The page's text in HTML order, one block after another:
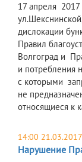
17 апреля 2017
дислокации
Правил
Волгоград и
и потребления
с которыми
не
относящиеся к
14:00 21.03.2017
Нарушение